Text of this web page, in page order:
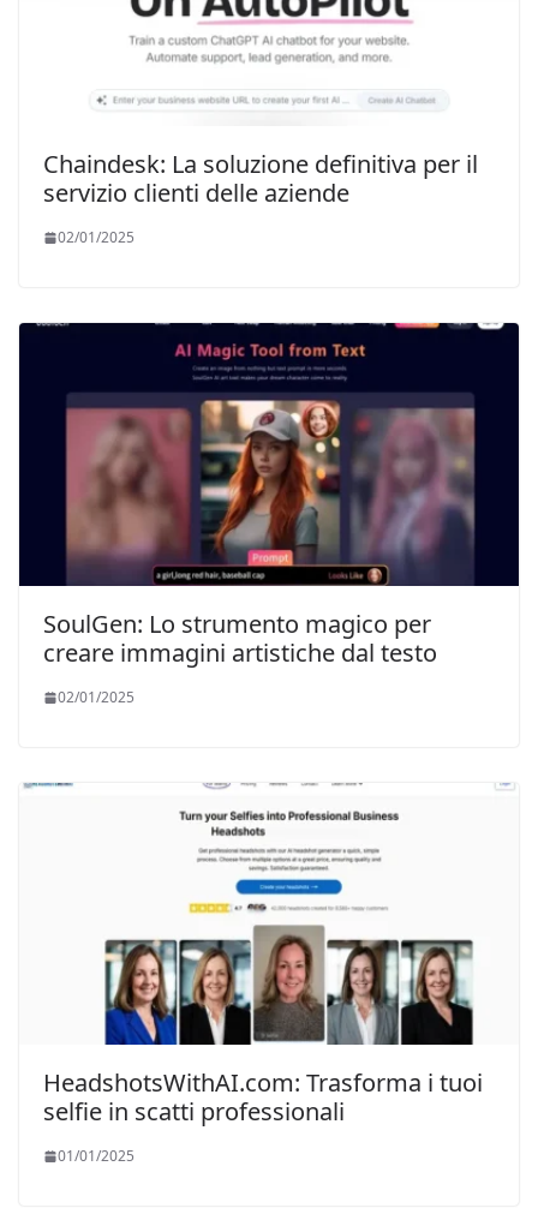
Chaindesk: La soluzione definitiva per il
servizio clienti delle aziende
02/01/2025
SoulGen: Lo strumento magico per
creare immagini artistiche dal testo
02/01/2025
HeadshotsWithAI.com: Trasforma i tuoi
selfie in scatti professionali
01/01/2025